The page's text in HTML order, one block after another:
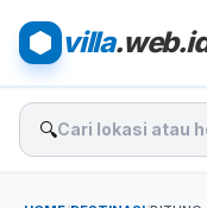
villa
🔍